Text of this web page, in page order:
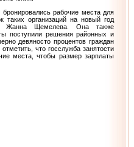
рабочие места для
таких организаций на новый год
Жанна Щемелева. Она также
поступили решения районных и
девяносто процентов граждан
что госслужба занятости
места, чтобы размер зарплаты